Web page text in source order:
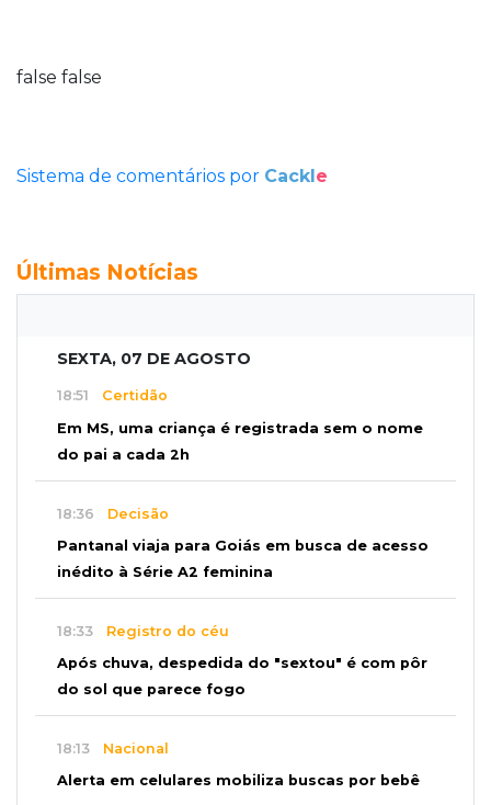
false false
Sistema de comentários por Cackle
Últimas Notícias
SEXTA, 07 DE AGOSTO
18:51 Certidão
Em MS, uma criança é registrada sem o nome
do pai a cada 2h
18:36 Decisão
Pantanal viaja para Goiás em busca de acesso
inédito à Série A2 feminina
18:33 Registro do céu
Após chuva, despedida do "sextou" é com pôr
do sol que parece fogo
18:13 Nacional
Alerta em celulares mobiliza buscas por bebê